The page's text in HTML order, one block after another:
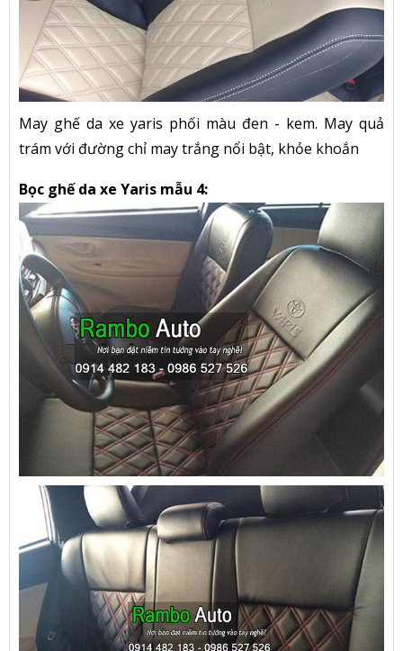
May ghế da xe yaris phối màu đen - kem. May quả
trám với đường chỉ may trắng nổi bật, khỏe khoắn
Bọc ghế da xe Yaris mẫu 4: